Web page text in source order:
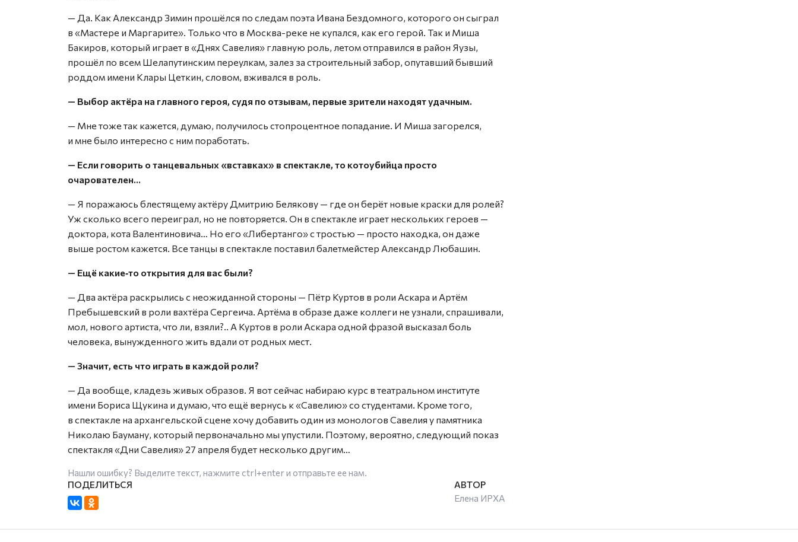
— Да. Как Александр Зимин прошёлся по следам поэта Ивана Бездомного, которого он сыграл
в «Мастере и Маргарите». Только что в Москва-реке не купался, как его герой. Так и Миша
Бакиров, который играет в «Днях Савелия» главную роль, летом отправился в район Яузы,
прошёл по всем Шелапутинским переулкам, залез за строительный забор, опутавший бывший
роддом имени Клары Цеткин, словом, вживался в роль.
— Выбор актёра на главного героя, судя по отзывам, первые зрители находят удачным.
— Мне тоже так кажется, думаю, получилось стопроцентное попадание. И Миша загорелся,
и мне было интересно с ним поработать.
— Если говорить о танцевальных «вставках» в спектакле, то котоубийца просто
очарователен…
— Я поражаюсь блестящему актёру Дмитрию Белякову — где он берёт новые краски для ролей?
Уж сколько всего переиграл, но не повторяется. Он в спектакле играет нескольких героев —
доктора, кота Валентиновича… Но его «Либертанго» с тростью — просто находка, он даже
выше ростом кажется. Все танцы в спектакле поставил балетмейстер Александр Любашин.
— Ещё какие‑то открытия для вас были?
— Два актёра раскрылись с неожиданной стороны — Пётр Куртов в роли Аскара и Артём
Пребышевский в роли вахтёра Сергеича. Артёма в образе даже коллеги не узнали, спрашивали,
мол, нового артиста, что ли, взяли?.. А Куртов в роли Аскара одной фразой высказал боль
человека, вынужденного жить вдали от родных мест.
— Значит, есть что играть в каждой роли?
— Да вообще, кладезь живых образов. Я вот сейчас набираю курс в театральном институте
имени Бориса Щукина и думаю, что ещё вернусь к «Савелию» со студентами. Кроме того,
в спектакле на архангельской сцене хочу добавить один из монологов Савелия у памятника
Николаю Бауману, который первоначально мы упустили. Поэтому, вероятно, следующий показ
спектакля «Дни Савелия» 27 апреля будет несколько другим…
Нашли ошибку? Выделите текст, нажмите ctrl+enterи отправьте ее нам.
Елена ИРХА